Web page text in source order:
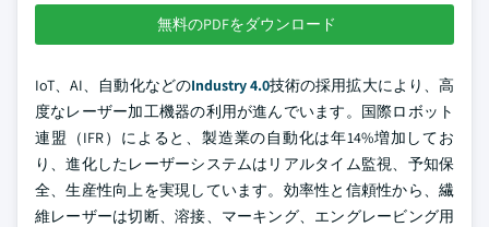
無料のPDFをダウンロード
IoT、AI、自動化などのIndustry 4.0技術の採用拡大により、高
度なレーザー加工機器の利用が進んでいます。国際ロボット
連盟（IFR）によると、製造業の自動化は年14%増加してお
り、進化したレーザーシステムはリアルタイム監視、予知保
全、生産性向上を実現しています。効率性と信頼性から、繊
維レーザーは切断、溶接、マーキング、エングレービング用